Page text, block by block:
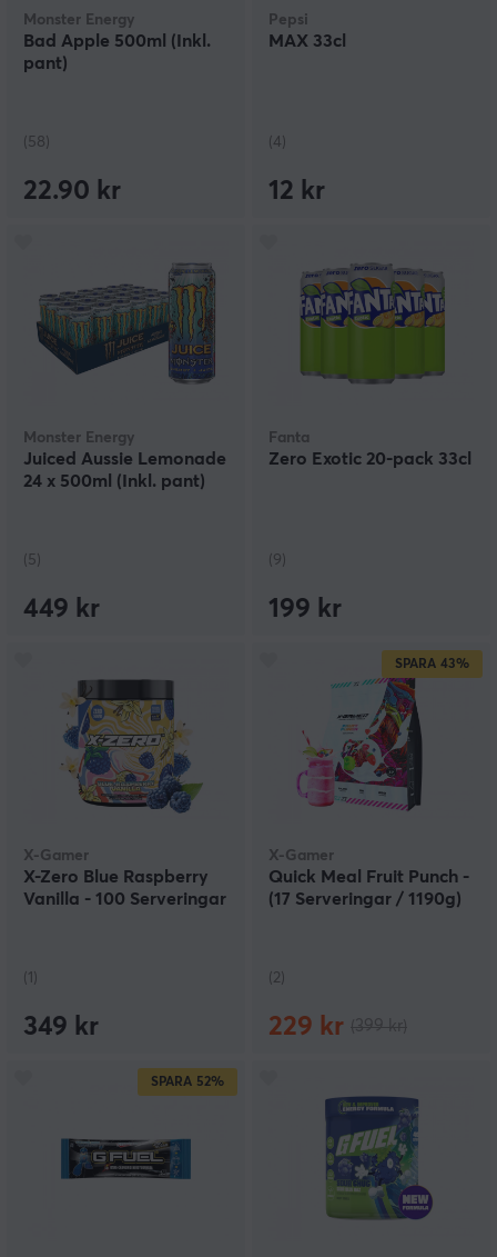
Monster Energy
Bad Apple 500ml (Inkl.
pant)
(58)
22.90 kr
Pepsi
MAX 33cl
(4)
12 kr
Monster Energy
Juiced Aussie Lemonade
24 x 500ml (Inkl. pant)
(5)
449 kr
Fanta
Zero Exotic 20-pack 33cl
(9)
199 kr
X-Gamer
X-Zero Blue Raspberry
Vanilla - 100 Serveringar
(1)
349 kr
SPARA 43%
X-Gamer
Quick Meal Fruit Punch -
(17 Serveringar / 1190g)
(2)
229 kr
SPARA 52%